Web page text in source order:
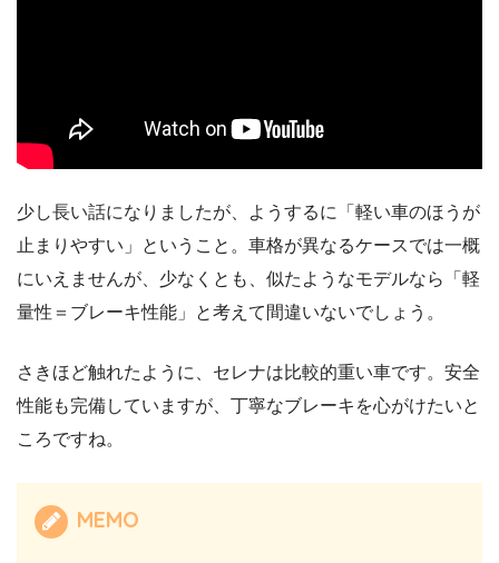
少し長い話になりましたが、ようするに「軽い車のほうが
止まりやすい」ということ。車格が異なるケースでは一概
にいえませんが、少なくとも、似たようなモデルなら「軽
量性＝ブレーキ性能」と考えて間違いないでしょう。
さきほど触れたように、セレナは比較的重い車です。安全
性能も完備していますが、丁寧なブレーキを心がけたいと
ころですね。
MEMO